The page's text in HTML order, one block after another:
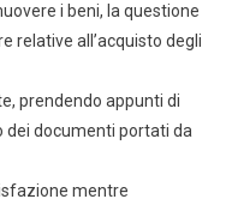
i beni, la questione
relative all’acquisto degli
prendendo appunti di
dei documenti portati da
mentre